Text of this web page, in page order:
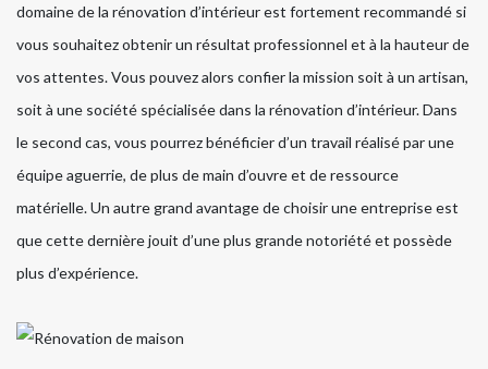
domaine de la rénovation d’intérieur est fortement recommandé si
vous souhaitez obtenir un résultat professionnel et à la hauteur de
vos attentes. Vous pouvez alors confier la mission soit à un artisan,
soit à une société spécialisée dans la rénovation d’intérieur. Dans
le second cas, vous pourrez bénéficier d’un travail réalisé par une
équipe aguerrie, de plus de main d’ouvre et de ressource
matérielle. Un autre grand avantage de choisir une entreprise est
que cette dernière jouit d’une plus grande notoriété et possède
plus d’expérience.